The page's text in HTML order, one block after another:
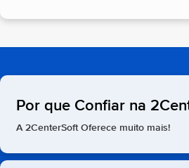
Por que Confiar na
A 2CenterSoft Oferece muito mais!